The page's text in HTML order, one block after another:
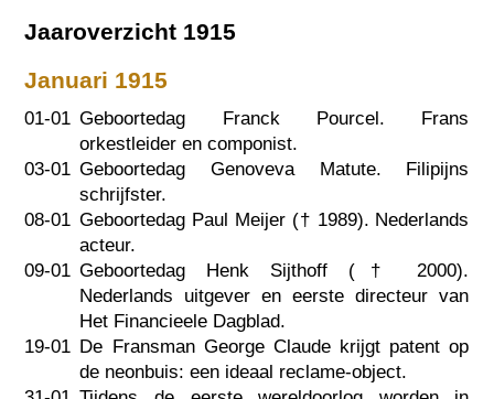
Jaaroverzicht 1915
Januari 1915
01-01 Geboortedag Franck Pourcel. Frans
orkestleider en componist.
03-01 Geboortedag Genoveva Matute. Filipijns
schrijfster.
08-01 Geboortedag Paul Meijer († 1989). Nederlands
acteur.
09-01 Geboortedag Henk Sijthoff († 2000).
Nederlands uitgever en eerste directeur van
Het Financieele Dagblad.
19-01 De Fransman George Claude krijgt patent op
de neonbuis: een ideaal reclame-object.